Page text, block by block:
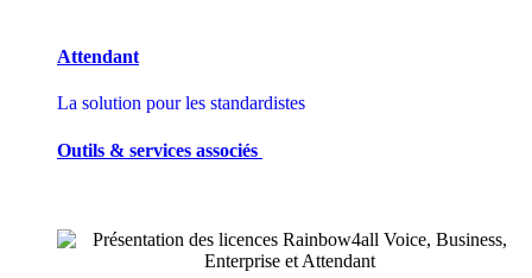
Attendant
La solution pour les standardistes
Outils & services associés